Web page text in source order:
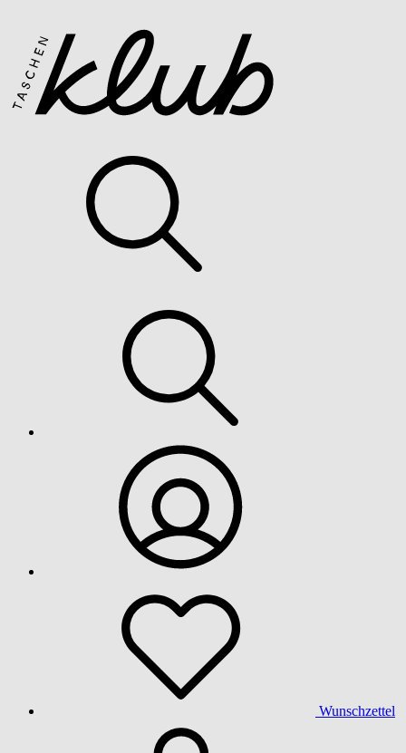
Wunschzettel